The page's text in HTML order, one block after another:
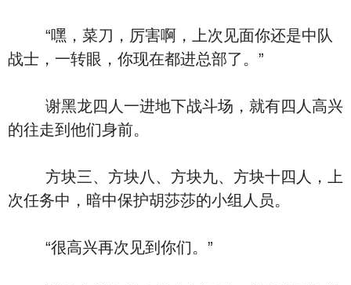
“嘿，菜刀，厉害啊，上次见面你还是中队
战士，一转眼，你现在都进总部了。”
谢黑龙四人一进地下战斗场，就有四人高兴
的往走到他们身前。
方块三、方块八、方块九、方块十四人，上
次任务中，暗中保护胡莎莎的小组人员。
“很高兴再次见到你们。”